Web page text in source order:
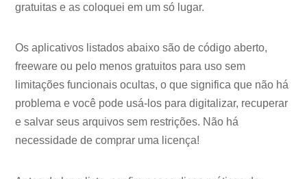
gratuitas e as coloquei em um só lugar.
Os aplicativos listados abaixo são de código aberto,
freeware ou pelo menos gratuitos para uso sem
limitações funcionais ocultas, o que significa que não há
problema e você pode usá-los para digitalizar, recuperar
e salvar seus arquivos sem restrições. Não há
necessidade de comprar uma licença!